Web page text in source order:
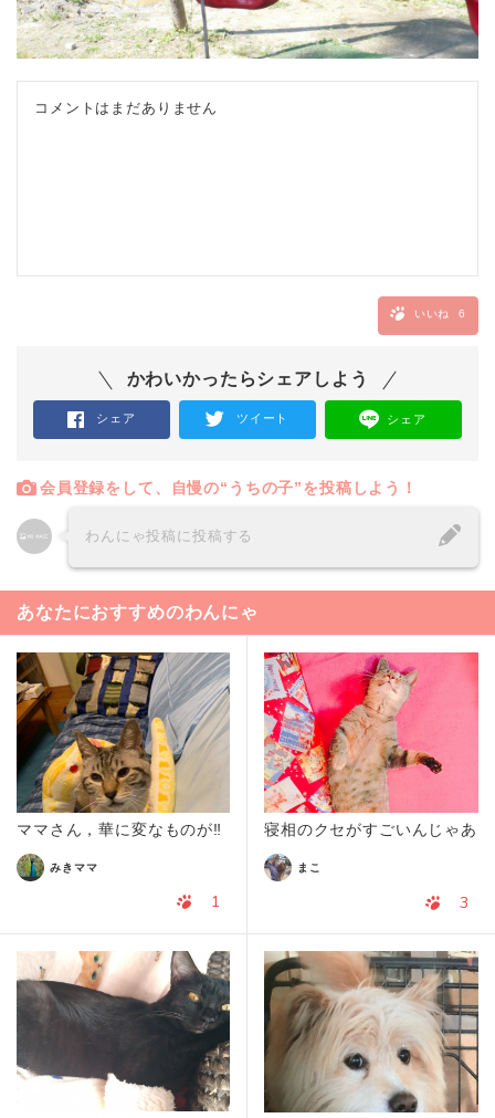
コメントはまだありません
いいね 6
かわいかったらシェアしよう
シェア ツイート シェア
会員登録をして、自慢の“うちの子”を投稿しよう！
わんにゃ投稿に投稿する
あなたにおすすめのわんにゃ
ママさん，華に変なものが‼️
みきママ
1
寝相のクセがすごいんじゃあ
まこ
3